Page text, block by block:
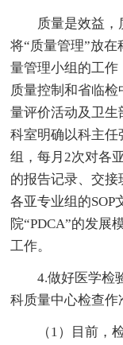
质量是效益，
将“质量管理”放
量管理小组的工
质量控制和省临
量评价活动及卫生
科室明确以科主
组，每月2次对各
的报告记录、交接
各亚专业组的
院“PDCA”的发展
工作。
4.做好医学检验
科质量中心检查作
（1）目前，检